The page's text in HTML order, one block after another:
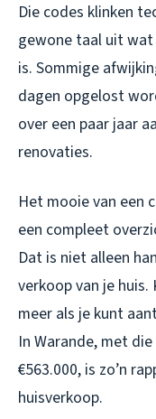
Die codes klinken
gewone taal uit
is. Sommige
dagen opgelost
over een paar jaar
renovaties.
Het mooie van een
een compleet
Dat is niet alleen
verkoop van je
meer als je kunt
In Warande, met
€563.000, is zo’n
huisverkoop.